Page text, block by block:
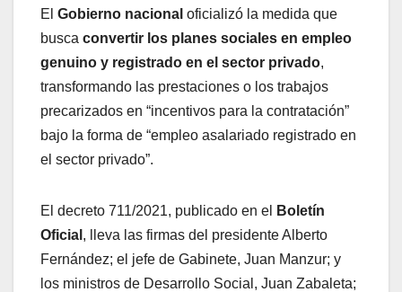
El Gobierno nacional oficializó la medida que
busca convertir los planes sociales en empleo
genuino y registrado en el sector privado,
transformando las prestaciones o los trabajos
precarizados en “incentivos para la contratación”
bajo la forma de “empleo asalariado registrado en
el sector privado”.
El decreto 711/2021, publicado en el
Boletín
Oficial , lleva las firmas del presidente Alberto
Fernández; el jefe de Gabinete, Juan Manzur; y
los ministros de Desarrollo Social, Juan Zabaleta;